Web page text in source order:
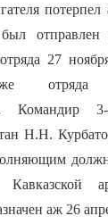
27
отряда
Командир 3-
Н.Н.
Кавказской
аж 26